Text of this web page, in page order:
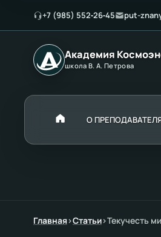
+7 (985) 552‑26‑45 put-
Академия
школа В. А. Петрова
О
Главная›Статьи›Текучесть